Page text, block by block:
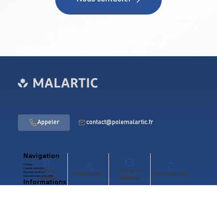
Navigation
Clinique
Centres dentaires
Espace soin de soi
Soins infirmiers à domicile
Informations
Appeler contact@polemalartic.fr
Infos &
contacts
Recrutement
Trouver un
médecin
Résultats radio